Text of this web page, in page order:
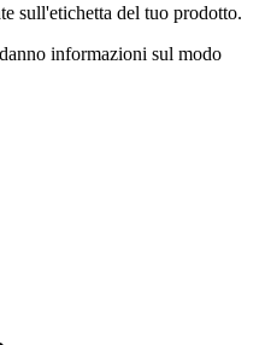
sull'etichetta del tuo prodotto.
informazioni sul modo